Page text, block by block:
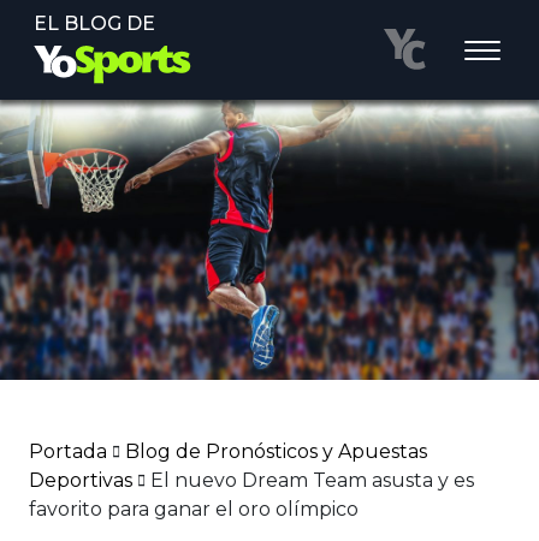
EL BLOG DE
Portada
Blog de Pronósticos y Apuestas
Deportivas
El nuevo Dream Team asusta y es
favorito para ganar el oro olímpico